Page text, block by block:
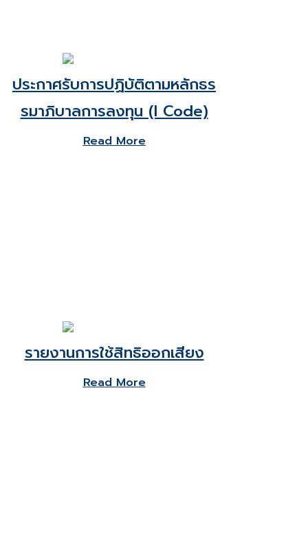
ประกาศรับการปฏิบัติตามหลักธร
รมาภิบาลการลงทุน (I Code)
Read More
รายงานการใช้สิทธิออกเสียง
Read More